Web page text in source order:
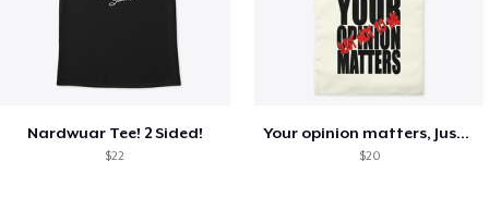
Nardwuar Tee! 2 Sided!
$22
Your opinion matters, Just not to me!
$20